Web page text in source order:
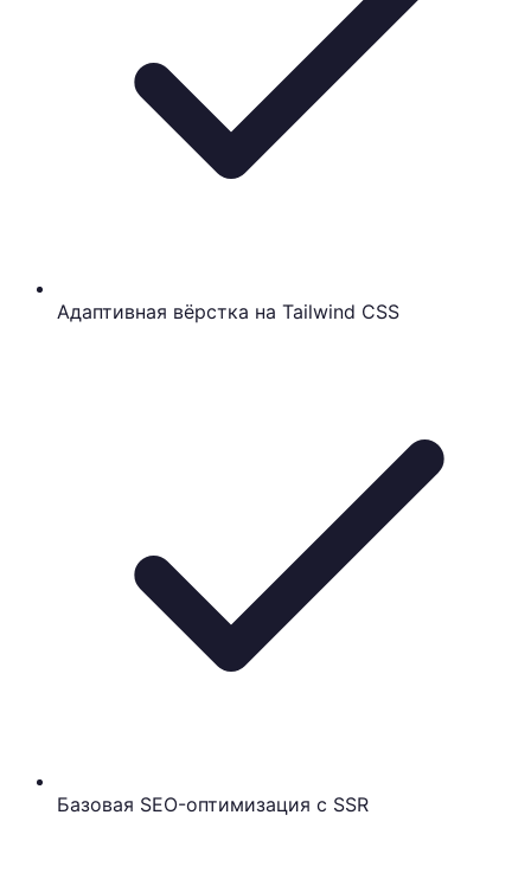
Адаптивная вёрстка на Tailwind CSS
Базовая SEO-оптимизация с SSR